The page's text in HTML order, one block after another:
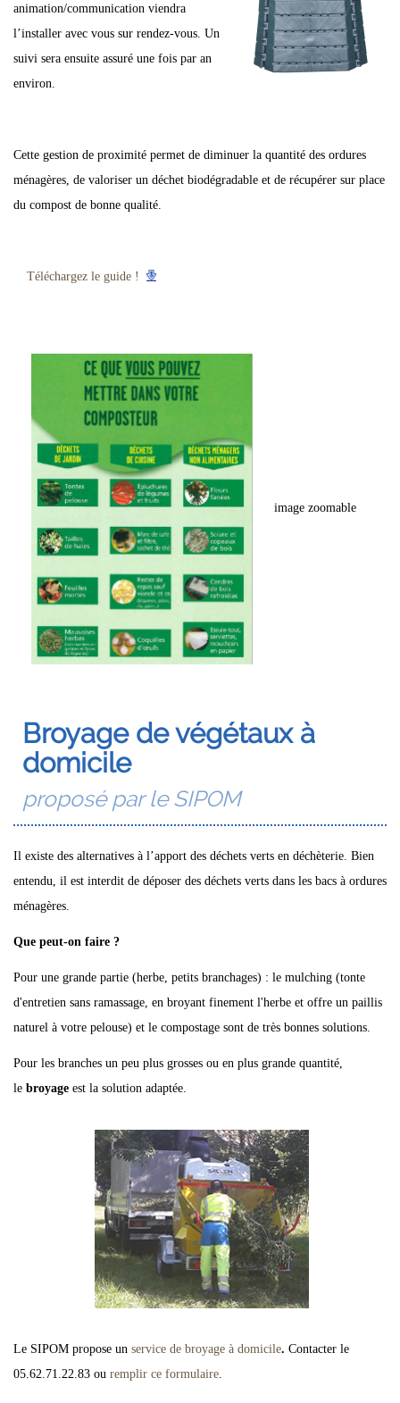
animation/communication viendra
l’installer avec vous sur rendez-vous. Un
suivi sera ensuite assuré une fois par an
environ.
Cette gestion de proximité permet de diminuer la quantité des ordures
ménagères, de valoriser un déchet biodégradable et de récupérer sur place
du compost de bonne qualité.
Téléchargez le guide !
image zoomable
Broyage de végétaux à
domicile
proposé par le SIPOM
Il existe des alternatives à l’apport des déchets verts en déchèterie. Bien
entendu, il est interdit de déposer des déchets verts dans les bacs à ordures
ménagères.
Que peut-on faire ?
Pour une grande partie (herbe, petits branchages) : le mulching (tonte
d'entretien sans ramassage, en broyant finement l'herbe et offre un paillis
naturel à votre pelouse) et le compostage sont de très bonnes solutions.
Pour les branches un peu plus grosses ou en plus grande quantité,
le broyage est la solution adaptée.
Le SIPOM propose un service de broyage à domicile. Contacter le
05.62.71.22.83 ou remplir ce formulaire.